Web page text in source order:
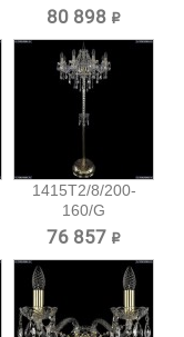
Хрустальный
80 898 ₽
1415T2/8/200-
160/G
Хрустальный
76 857 ₽